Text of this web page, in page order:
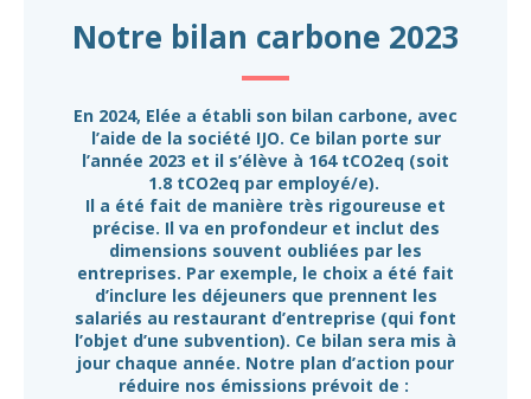
Notre bilan carbone 2023
En 2024, Elée a établi son bilan carbone, avec
l’aide de la société IJO. Ce bilan porte sur
l’année 2023 et il s’élève à 164 tCO2eq (soit
1.8 tCO2eq par employé/e).
Il a été fait de manière très rigoureuse et
précise. Il va en profondeur et inclut des
dimensions souvent oubliées par les
entreprises. Par exemple, le choix a été fait
d’inclure les déjeuners que prennent les
salariés au restaurant d’entreprise (qui font
l’objet d’une subvention). Ce bilan sera mis à
jour chaque année. Notre plan d’action pour
réduire nos émissions prévoit de :